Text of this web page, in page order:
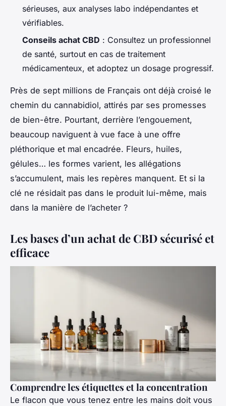
sérieuses, aux analyses labo indépendantes et
vérifiables.
Conseils achat CBD : Consultez un professionnel
de santé, surtout en cas de traitement
médicamenteux, et adoptez un dosage progressif.
Près de sept millions de Français ont déjà croisé le
chemin du cannabidiol, attirés par ses promesses
de bien-être. Pourtant, derrière l’engouement,
beaucoup naviguent à vue face à une offre
pléthorique et mal encadrée. Fleurs, huiles,
gélules… les formes varient, les allégations
s’accumulent, mais les repères manquent. Et si la
clé ne résidait pas dans le produit lui-même, mais
dans la manière de l’acheter ?
Les bases d’un achat de CBD sécurisé et
efficace
Comprendre les étiquettes et la concentration
Le flacon que vous tenez entre les mains doit vous